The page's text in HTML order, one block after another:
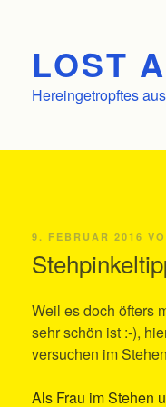
LOST
Hereingetropftes
VERÖFFENTLICHT
9. FEBRUAR 2016
Weil es doch öfters
sehr schön ist :-),
versuchen im
Als Frau im Stehen